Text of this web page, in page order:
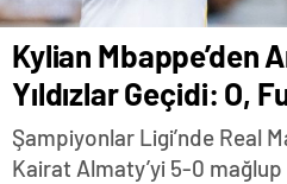
Kylian Mbappe’den
Yıldızlar Geçidi: O,
Şampiyonlar Ligi’nde Real
Kairat Almaty’yi 5-0